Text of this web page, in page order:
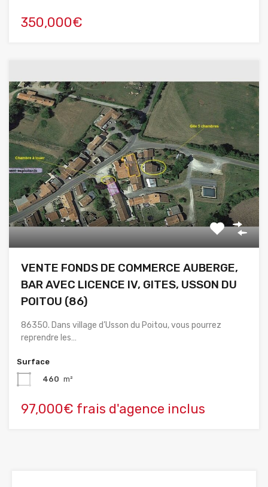
350,000€
VENTE FONDS DE COMMERCE AUBERGE,
BAR AVEC LICENCE IV, GITES, USSON DU
POITOU (86)
86350. Dans village d’Usson du Poitou, vous pourrez
reprendre les…
Surface
460 m²
97,000€ frais d'agence inclus